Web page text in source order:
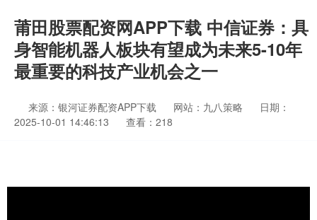
莆田股票配资网APP下载 中信证券：具
身智能机器人板块有望成为未来5-10年
最重要的科技产业机会之一
来源：银河证券配资APP下载 网站：九八策略
日期：
2025-10-01 14:46:13
查看：218